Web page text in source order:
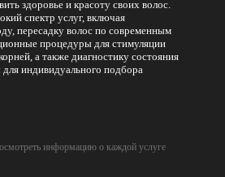
здоровье и красоту своих волос.
спектр услуг, включая
пересадку волос по современным
процедуры для стимуляции
а также диагностику состояния
индивидуального подбора
информацию о каждой услуге